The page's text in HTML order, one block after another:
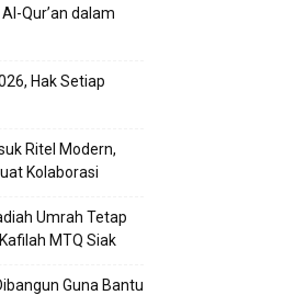
Qur’an dalam
Hak Setiap
Ritel Modern,
Kolaborasi
Umrah Tetap
MTQ Siak
Guna Bantu